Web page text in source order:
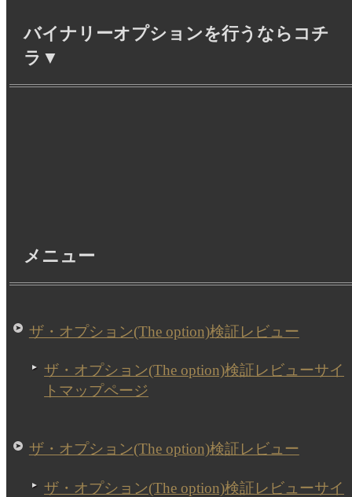
バイナリーオプションを行うならコチ
ラ▼
メニュー
ザ・オプション(The option)検証レビュー
ザ・オプション(The option)検証レビューサイ
トマップページ
ザ・オプション(The option)検証レビュー
ザ・オプション(The option)検証レビューサイ